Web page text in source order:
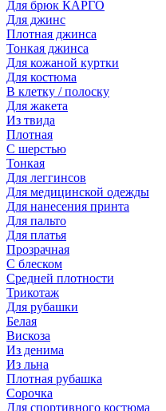
Для брюк КАРГО
Для джинс
Плотная джинса
Тонкая джинса
Для кожаной куртки
Для костюма
В клетку / полоску
Для жакета
Из твида
Плотная
С шерстью
Тонкая
Для леггинсов
Для медицинской одежды
Для нанесения принта
Для пальто
Для платья
Прозрачная
С блеском
Средней плотности
Трикотаж
Для рубашки
Белая
Вискоза
Из денима
Из льна
Плотная рубашка
Сорочка
Для спортивного костюма